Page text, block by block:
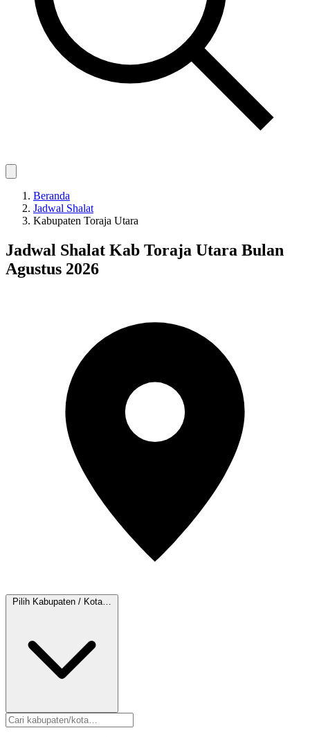
Beranda
Jadwal Shalat
Kabupaten Toraja Utara
Jadwal Shalat Kab Toraja Utara Bulan
Agustus 2026
Pilih Kabupaten / Kota…